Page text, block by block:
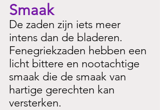
Smaak
De zaden zijn iets meer
intens dan de bladeren.
Fenegriekzaden hebben een
licht bittere en nootachtige
smaak die de smaak van
hartige gerechten kan
versterken.